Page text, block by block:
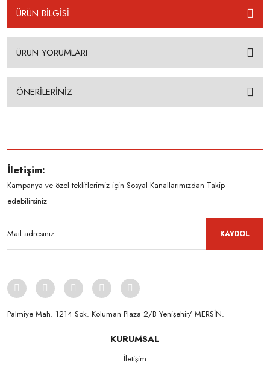
ÜRÜN BİLGİSİ
ÜRÜN YORUMLARI
ÖNERİLERİNİZ
İletişim:
Kampanya ve özel tekliflerimiz için Sosyal Kanallarımızdan Takip
edebilirsiniz
KAYDOL
Palmiye Mah. 1214 Sok. Koluman Plaza 2/B Yenişehir/ MERSİN.ㅤㅤㅤㅤㅤㅤㅤㅤㅤㅤㅤㅤㅤㅤㅤㅤㅤㅤㅤㅤㅤㅤㅤㅤㅤㅤㅤㅤㅤㅤㅤㅤㅤㅤㅤ ㅤㅤㅤㅤㅤㅤㅤㅤㅤㅤ
KURUMSAL
İletişim